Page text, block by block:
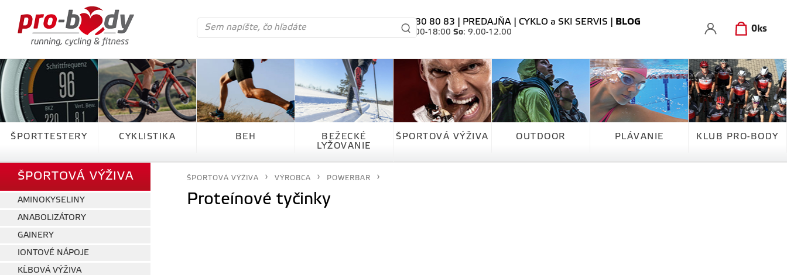
0 ks
tel. 0905 80 80 83 | PREDAJŇA CYKLO a SKI SERVIS BLOG
: 10.00-18:00 So: 9.00-12.00
ŠPORTTESTERY CYKLISTIKA BEH
BEŽECKÉ
LYŽOVANIE
ŠPORTOVÁ VÝŽIVA OUTDOOR PLÁVANIE KLUB PRO-BODY
ŠPORTOVÁ VÝŽIVA
AMINOKYSELINY
ANABOLIZÁTORY
GAINERY
IONTOVÉ NÁPOJE
KĹBOVÁ VÝŽIVA
ŠPORTOVÁ VÝŽIVA VÝROBCA POWERBAR
Proteínové tyčinky